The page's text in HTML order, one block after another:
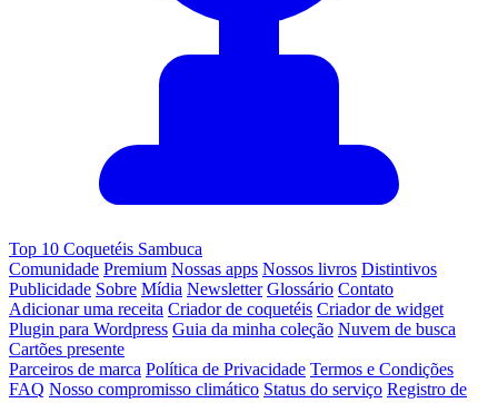
Top 10 Coquetéis Sambuca
Comunidade Premium Nossas apps Nossos livros Distintivos
Publicidade Sobre Mídia Newsletter Glossário Contato
Adicionar uma receita Criador de coquetéis Criador de widget
Plugin para Wordpress Guia da minha coleção Nuvem de busca
Cartões presente
Parceiros de marca Política de Privacidade Termos e Condições
FAQ Nosso compromisso climático Status do serviço Registro de